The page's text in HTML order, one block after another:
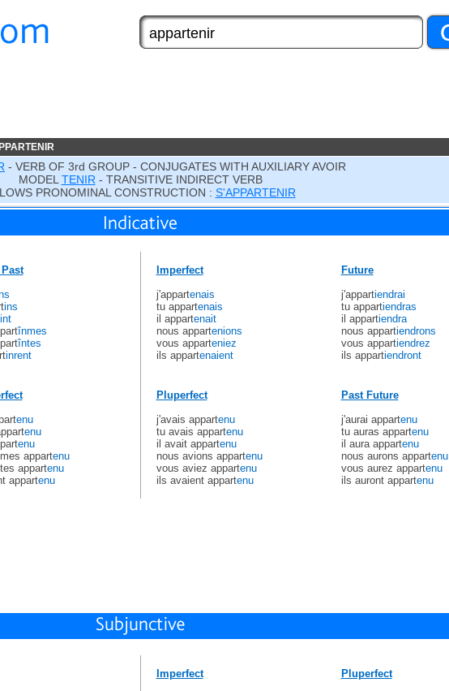
- VERB OF 3rd GROUP - CONJUGATES WITH AUXILIARY AVOIR
MODEL TENIR - TRANSITIVE INDIRECT VERB
PRONOMINAL CONSTRUCTION : S'APPARTENIR
ins
int
înmes
întes
inrent
enu
enu
enu
appartenu
appartenu
appartenu
Imperfect
j'appartenais
tu appartenais
il appartenait
nous appartenions
vous apparteniez
ils appartenaient
Future
j'appartiendrai
tu appartiendras
il appartiendra
nous appartiendrons
vous appartiendrez
ils appartiendront
Pluperfect
j'avais appartenu
tu avais appartenu
il avait appartenu
nous avions appartenu
vous aviez appartenu
ils avaient appartenu
Past Future
j'aurai appartenu
tu auras appartenu
il aura appartenu
nous aurons appartenu
vous aurez appartenu
ils auront appartenu
Imperfect
Pluperfect